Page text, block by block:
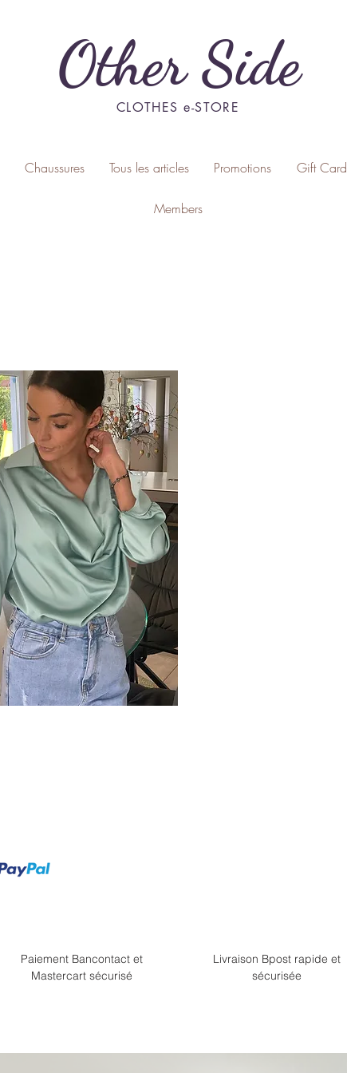
Other Side
CLOTHES e-STORE
Chaussures Tous les articles Promotions Gift Card
Members
Paiement Bancontact et
Mastercart sécurisé
Livraison Bpost rapide et
sécurisée